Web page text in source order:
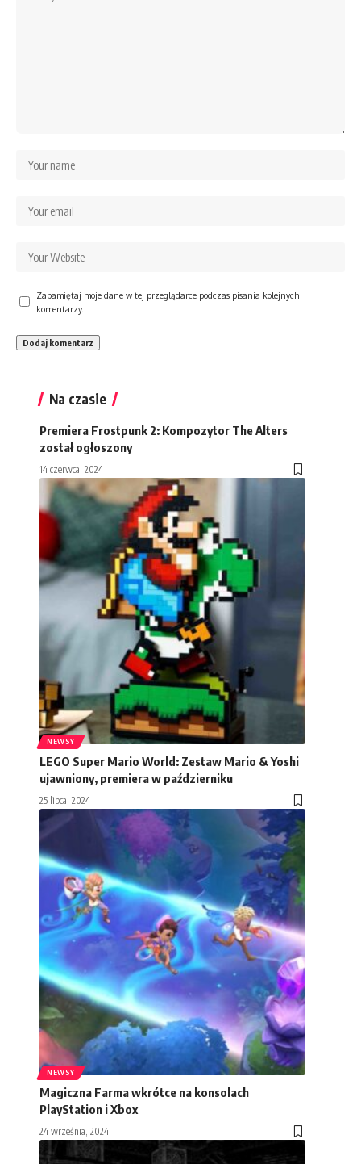
Zapamiętaj moje dane w tej przeglądarce podczas pisania kolejnych
komentarzy.
Na czasie
Premiera Frostpunk 2: Kompozytor The Alters
został ogłoszony
14 czerwca, 2024
NEWSY
LEGO Super Mario World: Zestaw Mario & Yoshi
ujawniony, premiera w październiku
25 lipca, 2024
NEWSY
Magiczna Farma wkrótce na konsolach
PlayStation i Xbox
24 września, 2024